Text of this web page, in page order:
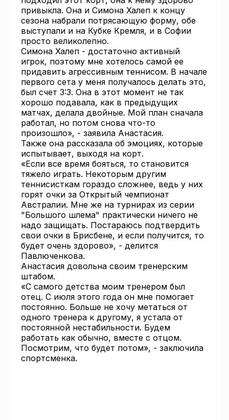
привыкла. Она и Симона Халеп к концу
сезона набрали потрясающую форму, обе
выступали и на Кубке Кремля, и в Софии
просто великолепно.
Симона Халеп - достаточно активный
игрок, поэтому мне хотелось самой ее
придавить агрессивным теннисом. В начале
первого сета у меня получалось делать это,
был счет 3:3. Она в этот момент не так
хорошо подавала, как в предыдущих
матчах, делала двойные. Мой план сначала
работал, но потом снова что-то
произошло», - заявила Анастасия.
Также она рассказала об эмоциях, которые
испытывает, выходя на корт.
«Если все время бояться, то становится
тяжело играть. Некоторым другим
теннисисткам гораздо сложнее, ведь у них
горят очки за Открытый чемпионат
Австралии. Мне же на турнирах из серии
"Большого шлема" практически ничего не
надо защищать. Постараюсь подтвердить
свои очки в Брисбене, и если получится, то
будет очень здорово», - делится
Павлюченкова.
Анастасия довольна своим тренерским
штабом.
«С самого детства моим тренером был
отец. С июля этого года он мне помогает
постоянно. Больше не хочу метаться от
одного тренера к другому, я устала от
постоянной нестабильности. Будем
работать как обычно, вместе с отцом.
Посмотрим, что будет потом», - заключила
спортсменка.